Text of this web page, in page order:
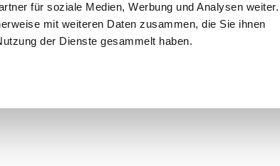
für soziale Medien, Werbung und Analysen weiter.
mit weiteren Daten zusammen, die Sie ihnen
der Dienste gesammelt haben.